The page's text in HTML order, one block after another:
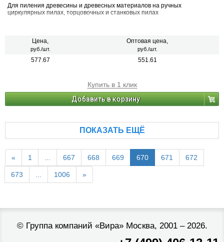
Для пиления древесины и древесных материалов на ручных
циркулярных пилах, торцовочных и станковых пилах
Цена,
руб./шт.
Оптовая цена,
руб./шт.
577.67 551.61
Купить в 1 клик
Добавить в корзину
ПОКАЗАТЬ ЕЩЁ
« 1 ... 667 668 669 670 671 672
673 ... 1006 »
© Группа компаний «Вира»Москва, 2001 – 2026.